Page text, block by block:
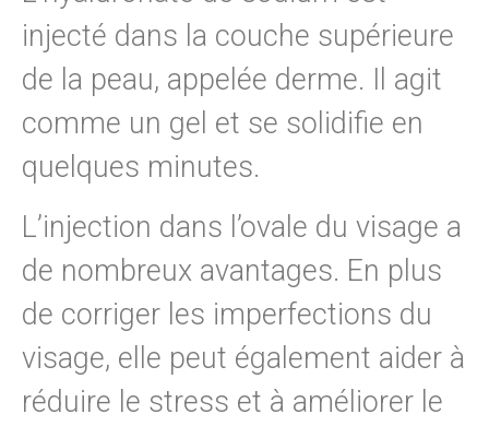
injecté dans la couche supérieure
de la peau, appelée derme. Il agit
comme un gel et se solidifie en
quelques minutes.
L’injection dans l’ovale du visage a
de nombreux avantages. En plus
de corriger les imperfections du
visage, elle peut également aider à
réduire le stress et à améliorer le